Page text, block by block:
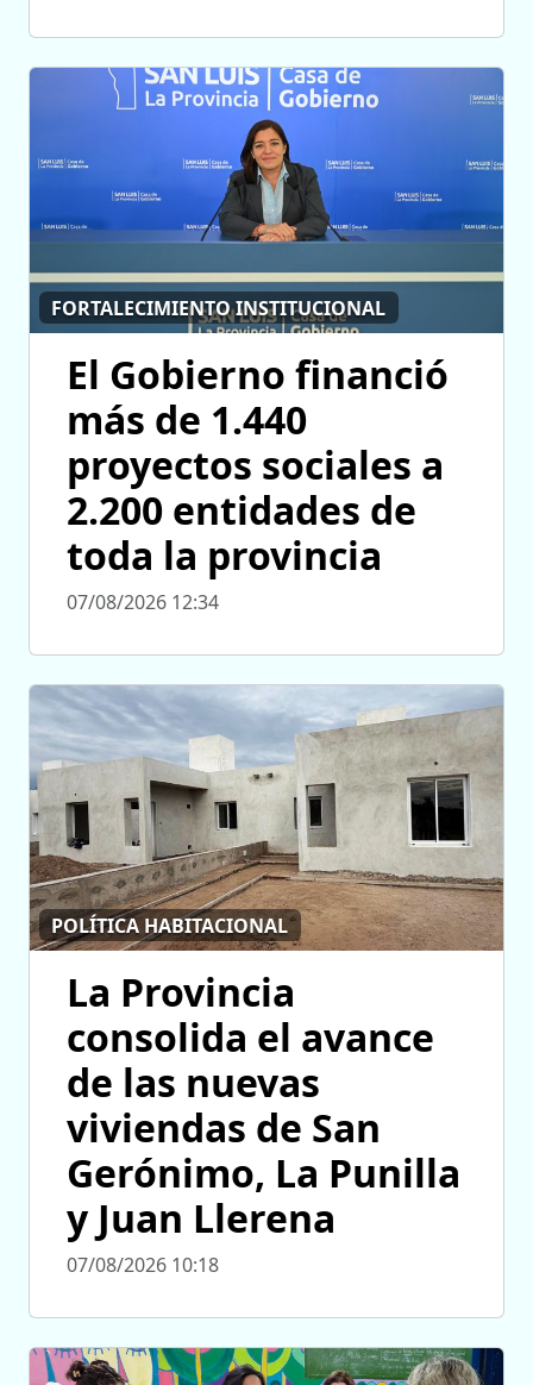
FORTALECIMIENTO INSTITUCIONAL
El Gobierno financió
más de 1.440
proyectos sociales a
2.200 entidades de
toda la provincia
07/08/2026 12:34
POLÍTICA HABITACIONAL
La Provincia
consolida el avance
de las nuevas
viviendas de San
Gerónimo, La Punilla
y Juan Llerena
07/08/2026 10:18